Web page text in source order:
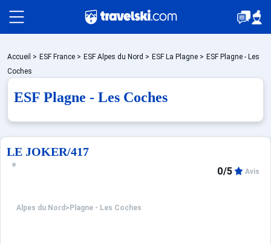
Packages
Stations
Accueil > ESF France > ESF Alpes du Nord > ESF La Plagne > ESF Plagne - Les
Coches
ESF Plagne - Les Coches
LE JOKER/417
Alpes du Nord > Plagne - Les Coches
0/5 Avis